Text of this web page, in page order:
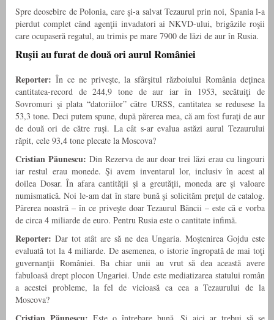
Spre deosebire de Polonia, care şi-a salvat Tezaurul prin noi, Spania l-a
pierdut complet când agenţii invadatori ai NKVD-ului, brigăzile roşii
care ocupaseră regatul, au trimis pe mare 7900 de lăzi de aur în Rusia.
Ruşii au furat de două ori aurul României
Reporter: În ce ne priveşte, la sfârşitul războiului România deţinea
cantitatea-record de 244,9 tone de aur iar în 1953, secătuiţi de
Sovromuri şi plata “datoriilor” către URSS, cantitatea se redusese la
53,3 tone. Deci putem spune, după părerea mea, că am fost furaţi de aur
de două ori de către ruşi. La cât s-ar evalua astăzi aurul Tezaurului
răpit, cele 93,4 tone plecate la Moscova?
Cristian Păunescu: Din Rezerva de aur doar trei lăzi erau cu lingouri
iar restul erau monede. Şi avem inventarul lor, inclusiv în acest al
doilea Dosar. În afara cantităţii şi a greutăţii, moneda are şi valoare
numismatică. Noi le-am dat în stare bună şi solicităm preţul de catalog.
Părerea noastră – în ce priveşte doar Tezaurul Băncii – este că e vorba
de circa 4 miliarde de euro. Pentru Rusia este o cantitate infimă.
Reporter: Dar tot atât are să ne dea Ungaria. Moştenirea Gojdu este
evaluată tot la 4 miliarde. De asemenea, o istorie îngropată de mai toţi
guvernanţii României. Ba chiar unii au vrut să dea această avere
fabuloasă drept plocon Ungariei. Unde este mediatizarea statului român
a acestei probleme, la fel de vicioasă ca cea a Tezaurului de la
Moscova?